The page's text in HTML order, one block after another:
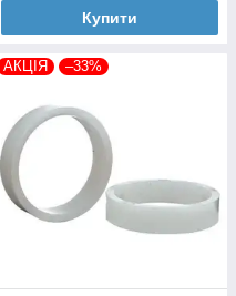
Купити
АКЦІЯ –33%